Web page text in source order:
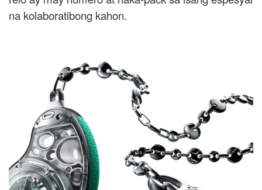
na kolaboratibong kahon.